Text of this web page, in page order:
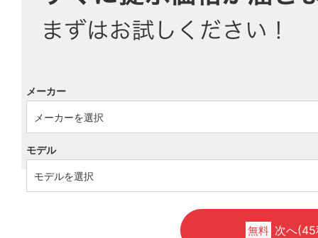
メーカー
モデル
無料 次へ